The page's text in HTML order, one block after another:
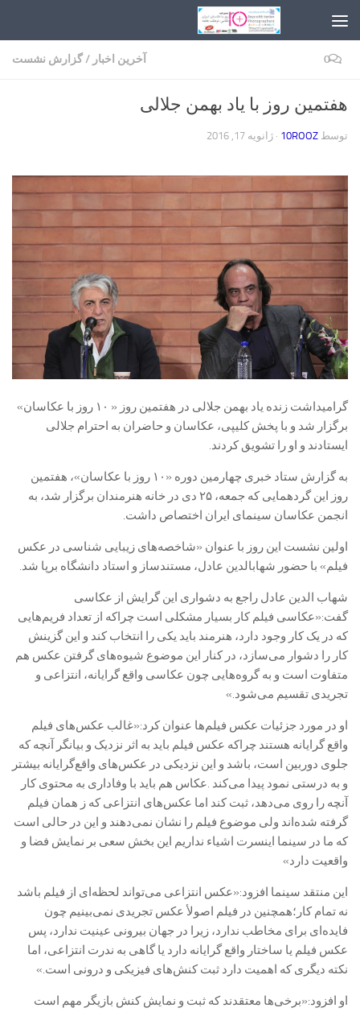
آخرین اخبار /گزارش نشست 0
هفتمین روز با یاد بهمن جلالی
توسط 10ROOZ
· ژانویه 17, 2016
گرامیداشت زنده یاد بهمن جلالی در هفتمین روز « ۱۰ روز با عکاسان»
برگزار شد و با پخش کلیپی، عکاسان و حاضران به احترام جلالی
ایستادند و او را تشویق کردند.
به گزارش ستاد خبری چهارمین دوره «۱۰ روز با عکاسان»، هفتمین
روز این گردهمایی که جمعه، ۲۵ دی در خانه هنرمندان برگزار شد، به
انجمن عکاسان سینمای ایران اختصاص داشت.
اولین نشست این روز با عنوان «شاخصه‌های زیبایی شناسی در عکس
فیلم» با حضور شهاب‫الدین عادل، مستندساز و استاد دانشگاه برپا شد.
شهاب الدین عادل راجع به دشواری این گرایش از عکاسی
گفت:«عکاسی فیلم کار بسیار مشکلی است چراکه از تعداد فریم‌هایی
که در یک کار وجود دارد، هنرمند باید یکی را انتخاب کند و این گزینش
کار را دشوار می‌سازد، در کنار این موضوع شیوه‌های گرفتن عکس هم
متفاوت است و به گروه‌هایی چون عکاسی واقع گرایانه، انتزاعی و
تجریدی تقسیم می‌شود.»
او در مورد جزئیات عکس فیلم‌ها عنوان کرد:«غالب عکس‌های فیلم
واقع گرایانه هستند چراکه عکس فیلم باید به اثر نزدیک و بیانگر آنچه که
جلوی دوربین است، باشد و این نزدیکی در عکس‌های واقع‌گرایانه بیشتر
و به درستی نمود پیدا می‌کند .عکاس هم باید با وفاداری به محتوی کار
آنچه را روی می‌دهد، ثبت کند اما عکس‌های انتزاعی که ز همان فیلم
گرفته شده‌اند ولی موضوع فیلم را نشان نمی‌دهند و این در حالی است
که ما در سینما اینسرت اشیاء نداریم این بخش سعی بر نمایش فضا و
واقعیت دارد»
این منتقد سینما افزود:«عکس انتزاعی می‌تواند لحظه‌ای از فیلم باشد
نه تمام کار؛همچنین در فیلم اصولأ عکس تجریدی نمی‌بینیم چون
فایده‌ای برای مخاطب ندارد، زیرا در جهان بیرونی عینیت ندارد، پس
عکس فیلم یا ساختار واقع گرایانه دارد یا گاهی به ندرت انتزاعی، اما
نکته دیگری که اهمیت دارد ثبت کنش‌های فیزیکی و درونی است.»
او افزود:«برخی‌ها معتقدند که ثبت و نمایش کنش بازیگر مهم است